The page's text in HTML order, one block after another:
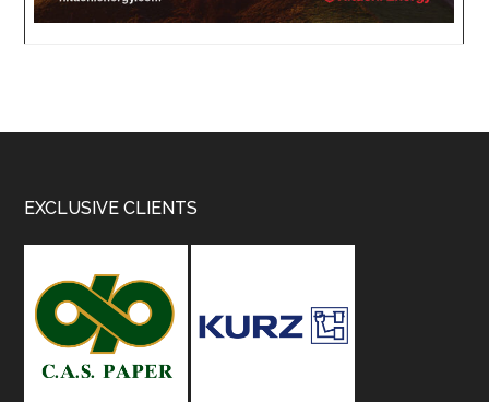
Footer
EXCLUSIVE CLIENTS